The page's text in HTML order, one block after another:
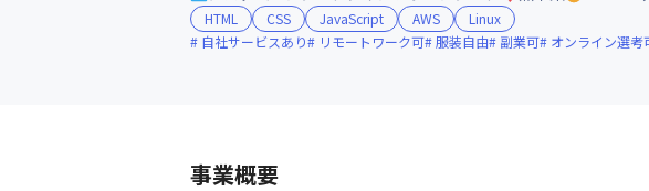
HTML CSS JavaScript AWS
Linux
自社サービスあり
リモートワーク可 服装自由 副業可 オンライン選考
事業概要